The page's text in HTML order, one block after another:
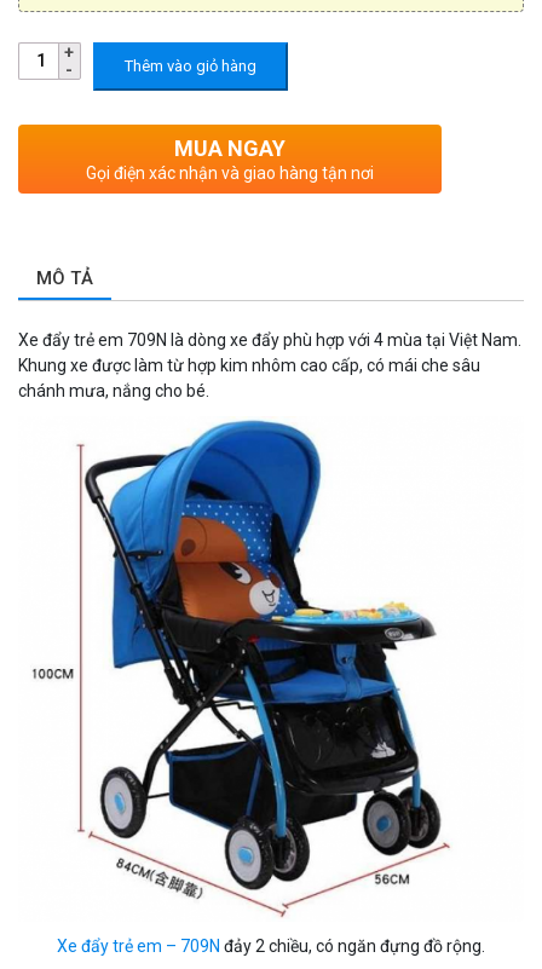
Thêm vào giỏ hàng
MUA NGAY
Gọi điện xác nhận và giao hàng tận nơi
MÔ TẢ
Xe đẩy trẻ em 709N là dòng xe đẩy phù hợp với 4 mùa tại Việt Nam.
Khung xe được làm từ hợp kim nhôm cao cấp, có mái che sâu
chánh mưa, nắng cho bé.
Xe đẩy trẻ em – 709N đảy 2 chiều, có ngăn đựng đồ rộng.